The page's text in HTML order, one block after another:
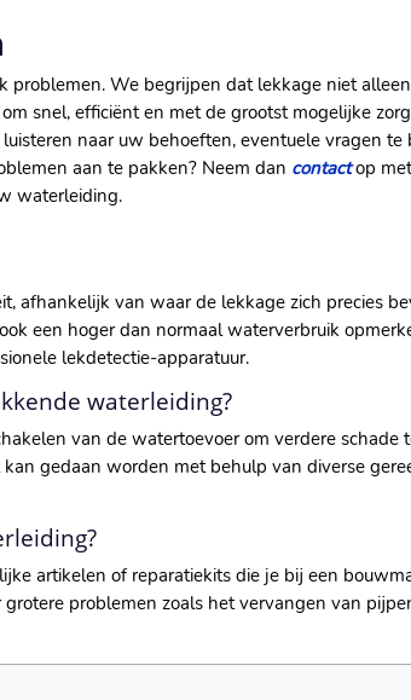
We begrijpen dat lekkage niet
snel, efficiënt en met de grootst mogelijke
naar uw behoeften, eventuele vragen
aan te pakken? Neem dan contactop
waterleiding.
afhankelijk van waar de lekkage zich precies
een hoger dan normaal waterverbruik
lekdetectie-apparatuur.
waterleiding?
van de watertoevoer om verdere schade
gedaan worden met behulp van diverse
artikelen of reparatiekits die je bij een
problemen zoals het vervangen van